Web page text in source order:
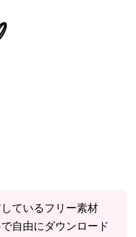
ているフリー素材
自由にダウンロード